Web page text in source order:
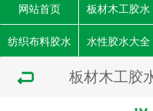
网站首页 板材木工胶水
纺织布料胶水 水性胶水大全
板材木工胶